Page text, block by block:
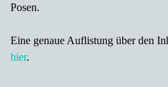
Posen.
Eine genaue Auflistung über den
hier.